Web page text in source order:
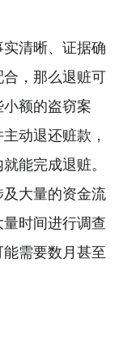
清晰、证据确
，那么退赃可
额的盗窃案
动退还赃款，
能完成退赃。
大量的资金流
时间进行调查
需要数月甚至